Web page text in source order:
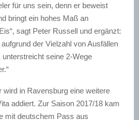
für uns sein, denn er beweist
bringt ein hohes Maß an
sagt Peter Russell und ergänzt:
der Vielzahl von Ausfällen
seine 2-Wege
in Ravensburg eine weitere
addiert. Zur Saison 2017/18 kam
mit deutschem Pass aus